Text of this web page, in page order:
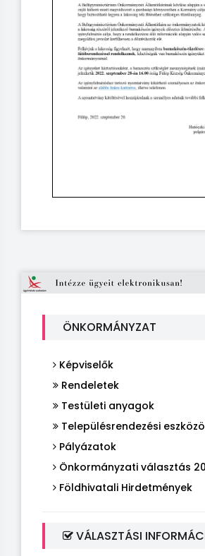
ÖNKORMÁNYZAT
Képviselők
Rendeletek
Testületi anyagok
Településrendezési
Pályázatok
Önkormányzati választás
Földhivatali Hirdetmények
VÁLASZTÁSI